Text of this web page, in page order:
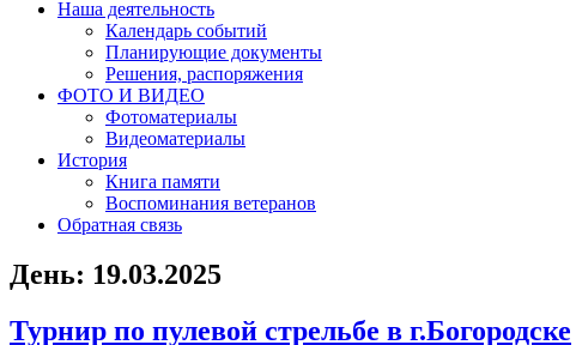
Наша деятельность
Календарь событий
Планирующие документы
Решения, распоряжения
ФОТО И ВИДЕО
Фотоматериалы
Видеоматериалы
История
Книга памяти
Воспоминания ветеранов
Обратная связь
День: 19.03.2025
Турнир по пулевой стрельбе в г.Богородске